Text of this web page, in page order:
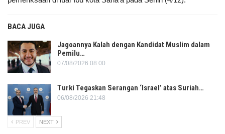
BACA JUGA
Jagoannya Kalah dengan Kandidat Muslim dalam
Pemilu…
07/08/2026 08:00
Turki Tegaskan Serangan ‘Israel’ atas Suriah…
06/08/2026 21:48
PREV NEXT